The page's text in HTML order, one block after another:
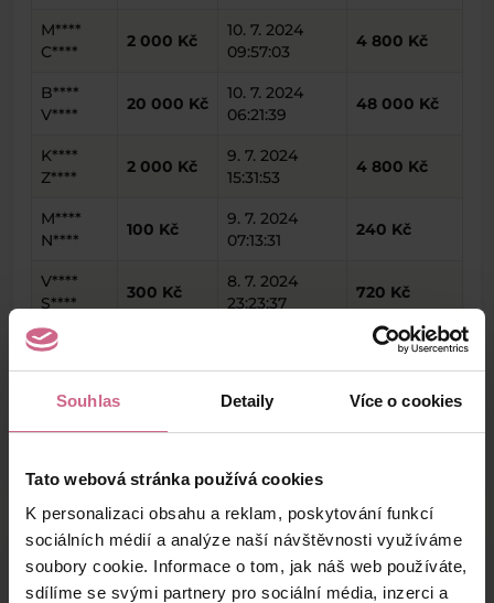
Souhlas Detaily Více o cookies
Tato webová stránka používá cookies
K personalizaci obsahu a reklam, poskytování funkcí
sociálních médií a analýze naší návštěvnosti využíváme
soubory cookie. Informace o tom, jak náš web používáte,
sdílíme se svými partnery pro sociální média, inzerci a
M****
C****
2 000 Kč
10. 7. 2024
09:57:03
4 800 Kč
B****
V****
20 000 Kč
10. 7. 2024
06:21:39
48 000 Kč
K****
Z****
2 000 Kč
9. 7. 2024
15:31:53
4 800 Kč
M****
N****
100 Kč
9. 7. 2024
07:13:31
240 Kč
V****
S****
300 Kč
8. 7. 2024
23:23:37
720 Kč
P****
Š****
23:09:49
1 999 Kč
keyboard_arrow_left 1 2 4 5 keyboard_arrow_right
Výsledky těžby